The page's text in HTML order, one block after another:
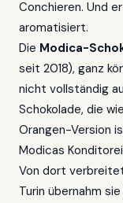
Conchieren. Und
aromatisiert.
Die Modica-
seit 2018), ganz
nicht vollständig
Schokolade, die
Orangen-Version
Modicas
Von dort
Turin übernahm